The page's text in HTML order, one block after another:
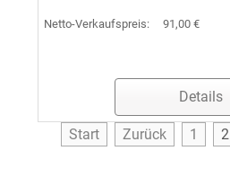
Netto-Verkaufspreis: 91,00 €
Details
Start Zurück 1 2